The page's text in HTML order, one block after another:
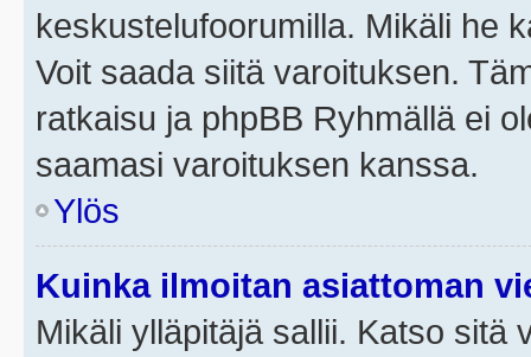
keskustelufoorumilla. Mikäli he
Voit saada siitä varoituksen.
ratkaisu ja phpBB Ryhmällä ei
saamasi varoituksen kanssa.
Ylös
Kuinka ilmoitan asiattoman
Mikäli ylläpitäjä sallii. Katso sitä